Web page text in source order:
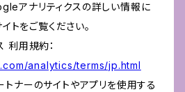
アナリティクスの詳しい情報に
トをご覧ください。
利用規約：
analytics/terms/jp.html
ナーのサイトやアプリを使用する